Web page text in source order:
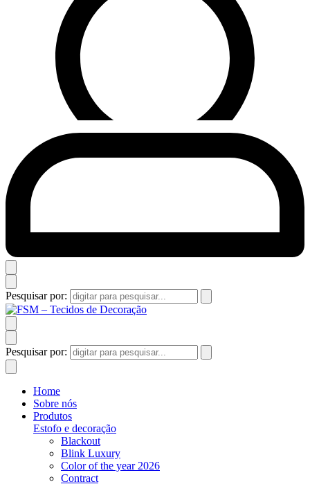
Pesquisar por:
Pesquisar por:
Home
Sobre nós
Produtos
Estofo e decoração
Blackout
Blink Luxury
Color of the year 2026
Contract